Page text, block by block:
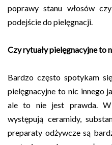
poprawy stanu włosów
podejście do pielęgnacji.
Czy rytuały pielęgnacyjne to
Bardzo często spotykam
pielęgnacyjne to nic innego
ale to nie jest prawda. W
występują ceramidy,
preparaty odżywcze są